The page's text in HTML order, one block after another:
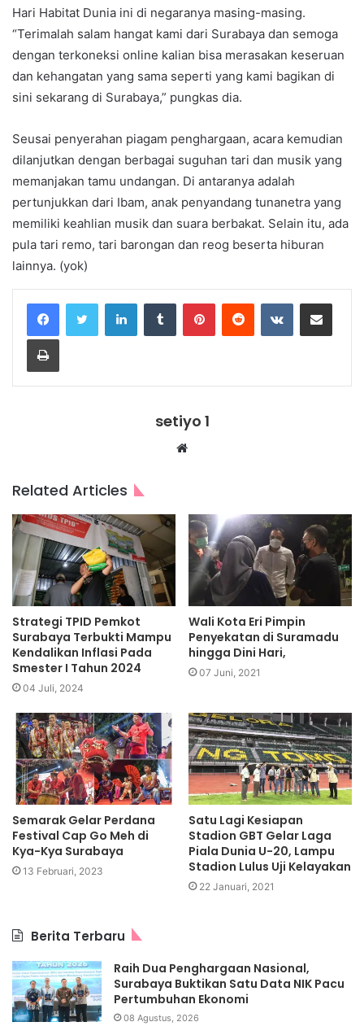
Hari Habitat Dunia ini di negaranya masing-masing.
“Terimalah salam hangat kami dari Surabaya dan semoga
dengan terkoneksi online kalian bisa merasakan keseruan
dan kehangatan yang sama seperti yang kami bagikan di
sini sekarang di Surabaya,” pungkas dia.
Seusai penyerahan piagam penghargaan, acara kemudian
dilanjutkan dengan berbagai suguhan tari dan musik yang
memanjakan tamu undangan. Di antaranya adalah
pertunjukkan dari Ibam, anak penyandang tunanetra yang
memiliki keahlian musik dan suara berbakat. Selain itu, ada
pula tari remo, tari barongan dan reog beserta hiburan
lainnya. (yok)
LinkedInTumblr PinterestReddit VKontakteShare via Email
Print
setiyo 1
Website
Related Articles
Strategi TPID Pemkot
Surabaya Terbukti Mampu
Kendalikan Inflasi Pada
Smester I Tahun 2024
04 Juli, 2024
Wali Kota Eri Pimpin
Penyekatan di Suramadu
hingga Dini Hari,
07 Juni, 2021
Semarak Gelar Perdana
Festival Cap Go Meh di
Kya-Kya Surabaya
13 Februari, 2023
Satu Lagi Kesiapan
Stadion GBT Gelar Laga
Piala Dunia U-20, Lampu
Stadion Lulus Uji Kelayakan
22 Januari, 2021
Berita Terbaru
Raih Dua Penghargaan Nasional,
Surabaya Buktikan Satu Data NIK Pacu
Pertumbuhan Ekonomi
08 Agustus, 2026